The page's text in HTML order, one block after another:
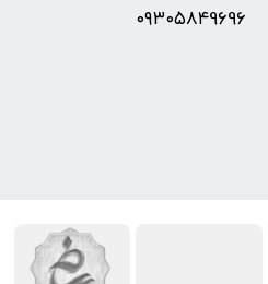
۰۹۳۰۵8۴9696